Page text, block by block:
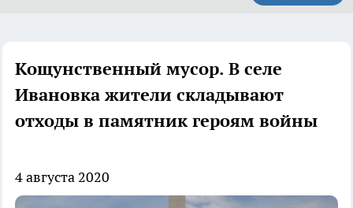
Кощунственный мусор. В селе
Ивановка жители складывают
отходы в памятник героям войны
4 августа 2020